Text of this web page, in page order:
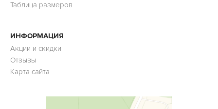
Таблица размеров
ИНФОРМАЦИЯ
Акции и скидки
Отзывы
Карта сайта